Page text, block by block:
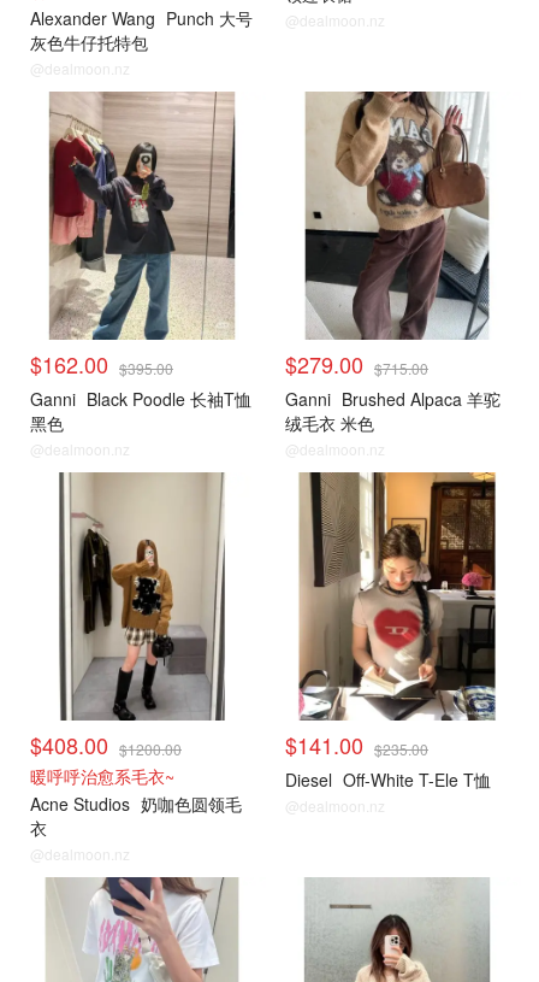
Alexander Wang Punch 大号
灰色牛仔托特包
@dealmoon.nz
@dealmoon.nz
小编推荐
$162.00 $395.00
Ganni Black Poodle 长袖T恤
黑色
@dealmoon.nz
小编推荐
$279.00 $715.00
Ganni Brushed Alpaca 羊驼
绒毛衣 米色
@dealmoon.nz
$408.00 $1200.00
暖呼呼治愈系毛衣~
Acne Studios 奶咖色圆领毛
衣
@dealmoon.nz
小编推荐
$141.00 $235.00
Diesel Off-White T-Ele T恤
@dealmoon.nz